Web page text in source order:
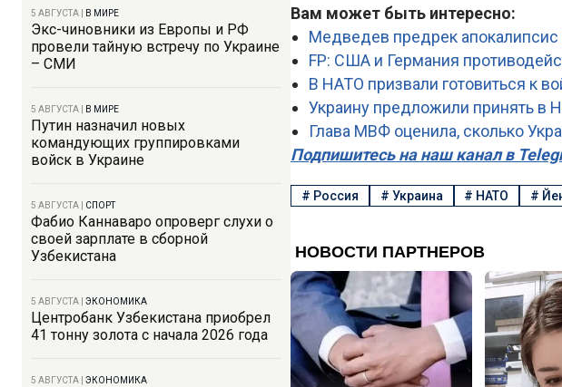
5 АВГУСТА В МИРЕ
Экс-чиновники из Европы и РФ
провели тайную встречу по Украине
– СМИ
5 АВГУСТА В МИРЕ
Путин назначил новых
командующих группировками
войск в Украине
5 АВГУСТА СПОРТ
Фабио Каннаваро опроверг слухи о
своей зарплате в сборной
Узбекистана
5 АВГУСТА ЭКОНОМИКА
Центробанк Узбекистана приобрел
41 тонну золота с начала 2026 года
5 АВГУСТА ЭКОНОМИКА
Вам может быть интересно:
Медведев предрек
FP: США и Германия
В НАТО призвали готовиться к
Украину предложили принять в
Глава МВФ оценила, сколько
Подпишитесь на наш канал в
# Россия # Украина # НАТО #